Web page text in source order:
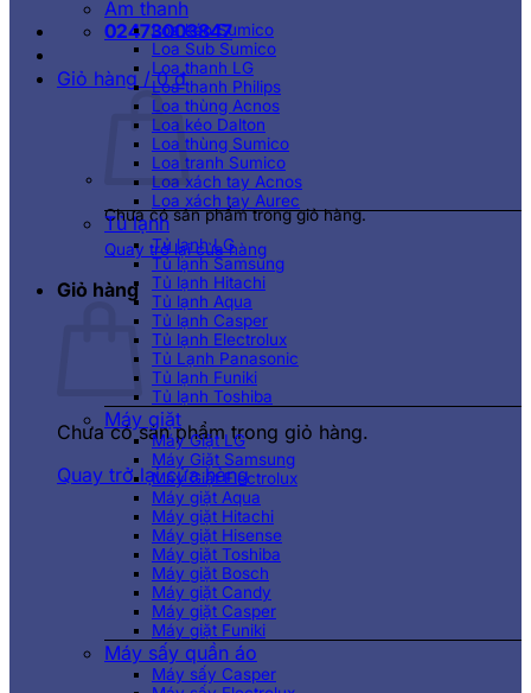
02473003847
Giỏ hàng /0₫
Chưa có sản phẩm trong giỏ hàng.
Quay trở lại cửa hàng
Giỏ hàng
Chưa có sản phẩm trong giỏ hàng.
Quay trở lại cửa hàng
Âm thanh
Loa kéo Sumico
Loa Sub Sumico
Loa thanh LG
Loa thanh Philips
Loa thùng Acnos
Loa kéo Dalton
Loa thùng Sumico
Loa tranh Sumico
Loa xách tay Acnos
Loa xách tay Aurec
Tủ lạnh
Tủ lạnh LG
Tủ lạnh Samsung
Tủ lạnh Hitachi
Tủ lạnh Aqua
Tủ lạnh Casper
Tủ lạnh Electrolux
Tủ Lạnh Panasonic
Tủ lạnh Funiki
Tủ lạnh Toshiba
Máy giặt
Máy Giặt LG
Máy Giặt Samsung
Máy Giặt Electrolux
Máy giặt Aqua
Máy giặt Hitachi
Máy giặt Hisense
Máy giặt Toshiba
Máy giặt Bosch
Máy giặt Candy
Máy giặt Casper
Máy giặt Funiki
Máy sấy quần áo
Máy sấy Casper